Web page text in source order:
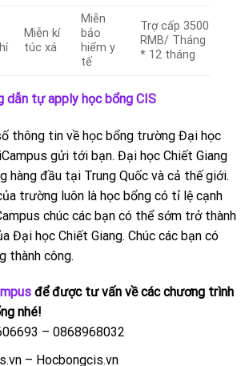
Miễn kí
túc xá
Miễn
bảo
hiểm y
tế
Trợ cấp 3500
RMB/ Tháng
* 12 tháng
dẫn tự apply học bổng CIS
thông tin về học bổng trường Đại học
gửi tới bạn. Đại học Chiết Giang
hàng đầu tại Trung Quốc và cả thế giới.
trường luôn là học bổng có tỉ lệ cạnh
chúc các bạn có thể sớm trở thành
Đại học Chiết Giang. Chúc các bạn có
thành công.
để được tư vấn về các chương trình
nhé!
– 0868968032
– Hocbongcis.vn